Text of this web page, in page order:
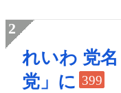
れいわ 党
党」に 399